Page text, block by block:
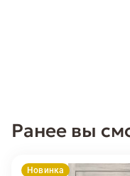
Ранее вы
Новинка